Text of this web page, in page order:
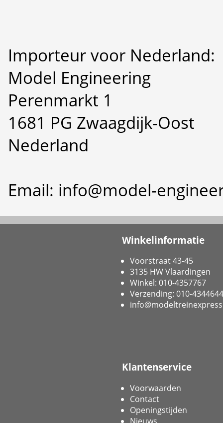
Importeur voor Nederland:
Model Engineering
Perenmarkt 1
1681 PG Zwaagdijk-Oost
Nederland
Email: info@model-
Winkelinformatie
Voorstraat 43-45
3135 HW Vlaardingen
Winkel: 010-4357767
Verzending: 010-4344644
Klantenservice
Voorwaarden
Contact
Openingstijden